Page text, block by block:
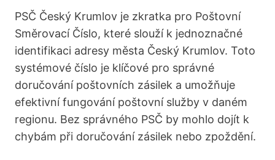
PSČ Český Krumlov je zkratka pro Poštovní
Směrovací Číslo, které slouží k jednoznačné
identifikaci adresy města Český Krumlov. Toto
systémové číslo je klíčové pro správné
doručování poštovních zásilek a umožňuje
efektivní fungování poštovní služby v daném
regionu. Bez správného PSČ by mohlo dojít k
chybám při doručování zásilek nebo zpoždění.